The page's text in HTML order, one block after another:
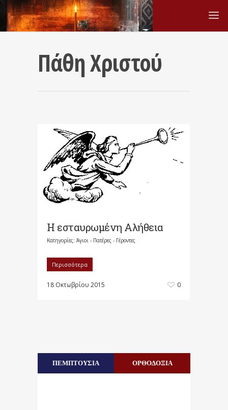
Πάθη Χριστού
Η εσταυρωμένη Αλήθεια
Κατηγορίες: Άγιοι - Πατέρες - Γέροντες
Περισσότερα
18 Οκτωβρίου 2015 0
ΠΕΜΠΤΟΥΣΙΑ ΟΡΘΟΔΟΞΙΑ